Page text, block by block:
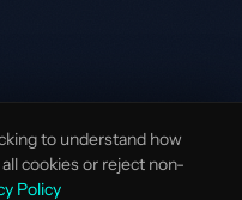
to understand how
cookies or reject non-
Policy